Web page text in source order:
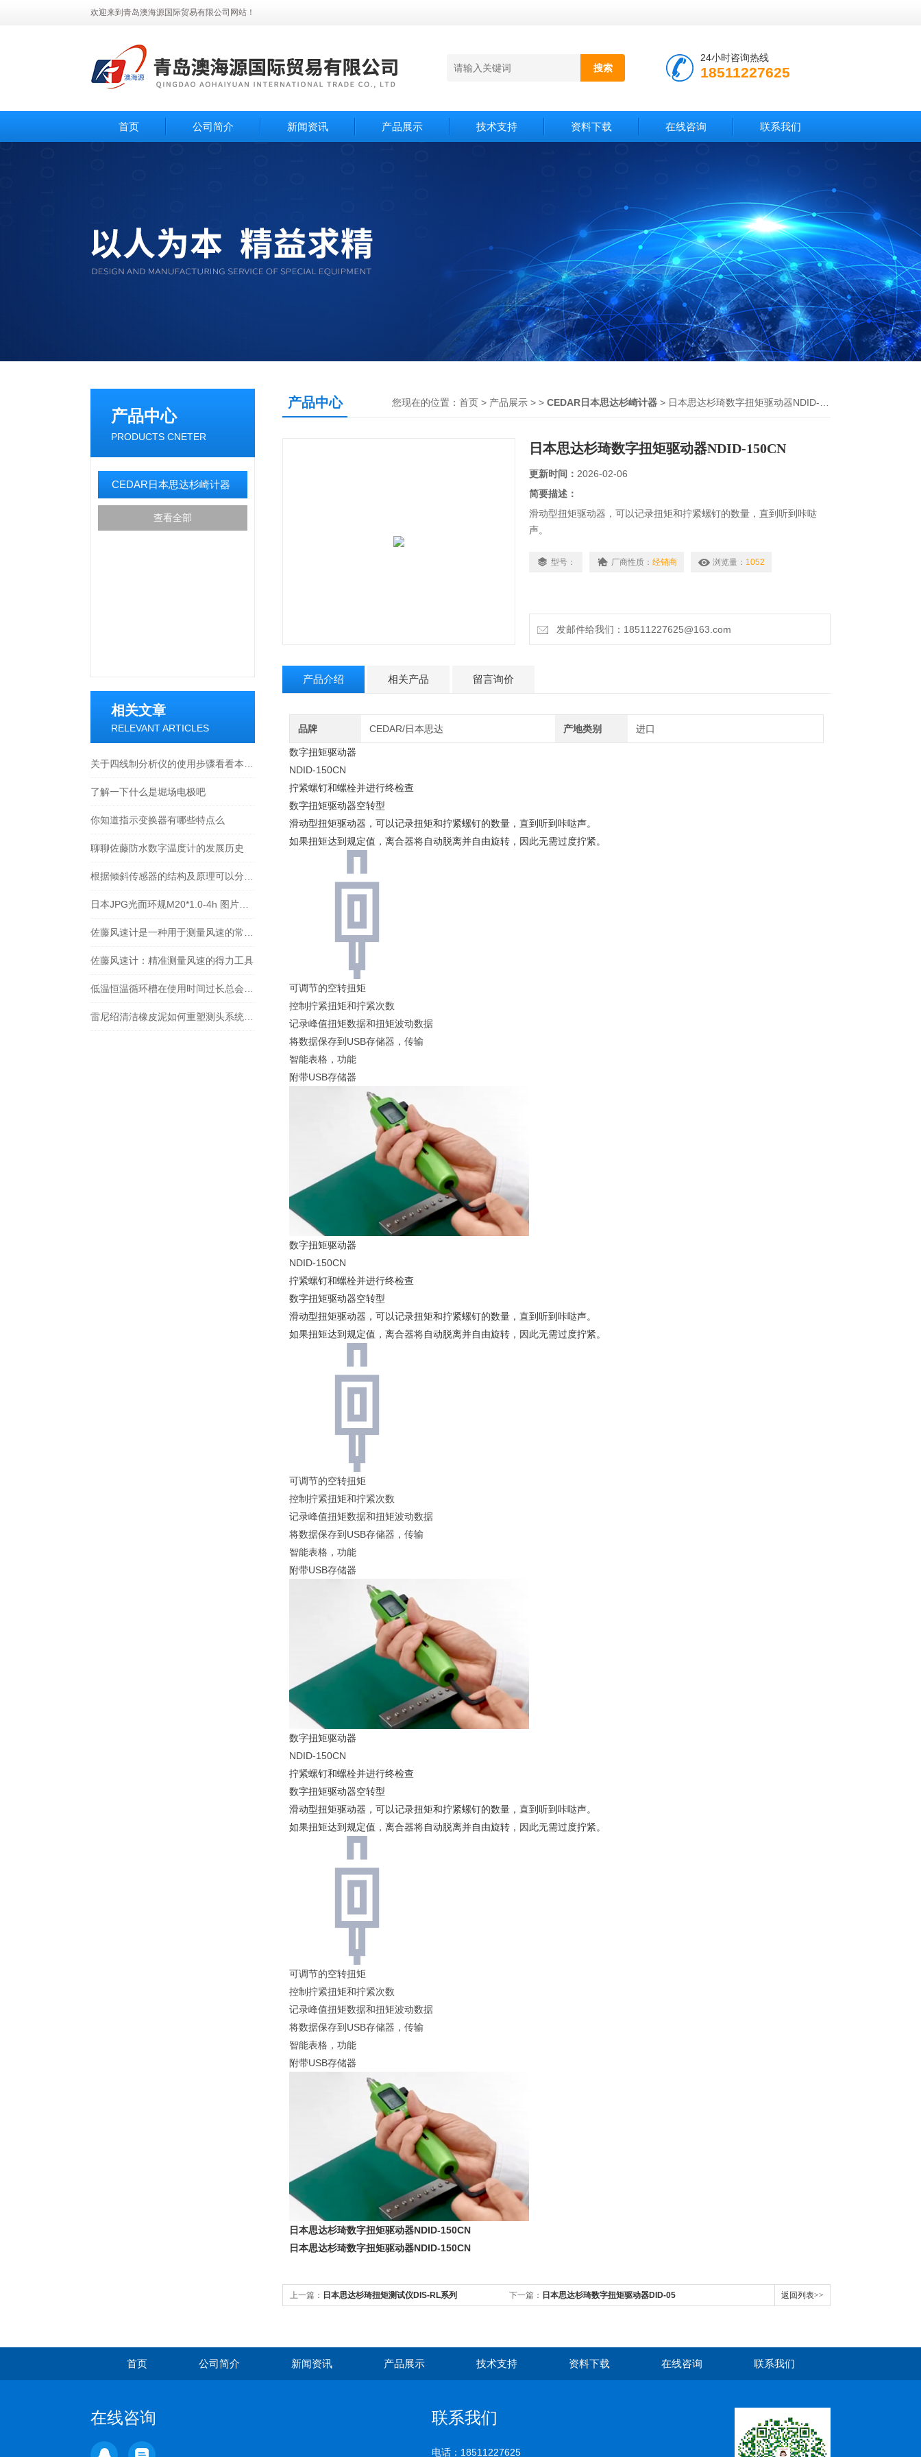
欢迎来到青岛澳海源国际贸易有限公司网站！
24小时咨询热线
18511227625
首页 公司简介 新闻资讯 产品展示 技术支持 资料下载 在线咨询 联系我们
产品中心
PRODUCTS CNETER
CEDAR日本思达杉崎计器
查看全部
相关文章
RELEVANT ARTICLES
了解一下什么是堀场电极吧
你知道指示变换器有哪些特点么
聊聊佐藤防水数字温度计的发展历史
佐藤风速计：精准测量风速的得力工具
产品中心 您现在的位置： 首页 > 产品展示 > > CEDAR日本思达杉崎计器 > 日本思达杉琦数字扭矩驱动器NDID-150CN
日本思达杉琦数字扭矩驱动器NDID-150CN
更新时间： 2026-02-06
简要描述：
滑动型扭矩驱动器，可以记录扭矩和拧紧螺钉的数量，直到听到咔哒
声。
紧。 型号： 厂商性质： 经销商 浏览量： 1052
发邮件给我们：18511227625@163.com
产品介绍 相关产品 留言询价
品牌 CEDAR/日本思达 产地类别 进口
数字扭矩驱动器
NDID-150CN
拧紧螺钉和螺栓并进行终检查
数字扭矩驱动器空转型
滑动型扭矩驱动器，可以记录扭矩和拧紧螺钉的数量，直到听到咔哒声。
如果扭矩达到规定值，离合器将自动脱离并自由旋转，因此无需过度拧紧。
可调节的空转扭矩
控制拧紧扭矩和拧紧次数
记录峰值扭矩数据和扭矩波动数据
将数据保存到USB存储器，传输
智能表格，功能
附带USB存储器
数字扭矩驱动器
NDID-150CN
拧紧螺钉和螺栓并进行终检查
数字扭矩驱动器空转型
滑动型扭矩驱动器，可以记录扭矩和拧紧螺钉的数量，直到听到咔哒声。
如果扭矩达到规定值，离合器将自动脱离并自由旋转，因此无需过度拧紧。
可调节的空转扭矩
控制拧紧扭矩和拧紧次数
记录峰值扭矩数据和扭矩波动数据
将数据保存到USB存储器，传输
智能表格，功能
附带USB存储器
数字扭矩驱动器
NDID-150CN
拧紧螺钉和螺栓并进行终检查
数字扭矩驱动器空转型
滑动型扭矩驱动器，可以记录扭矩和拧紧螺钉的数量，直到听到咔哒声。
如果扭矩达到规定值，离合器将自动脱离并自由旋转，因此无需过度拧紧。
可调节的空转扭矩
控制拧紧扭矩和拧紧次数
记录峰值扭矩数据和扭矩波动数据
将数据保存到USB存储器，传输
智能表格，功能
附带USB存储器
日本思达杉琦数字扭矩驱动器NDID-150CN
日本思达杉琦数字扭矩驱动器NDID-150CN
上一篇： 日本思达杉琦扭矩测试仪DIS-RL系列 下一篇： 日本思达杉琦数字扭矩驱动器DID-05 返回列表>>
首页 公司简介 新闻资讯 产品展示 技术支持 资料下载 在线咨询 联系我们
在线咨询 联系我们
电话：18511227625